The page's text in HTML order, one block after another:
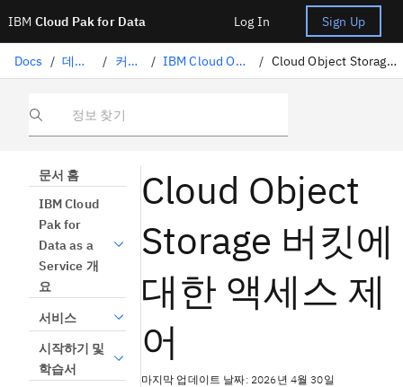
IBM Cloud Pak for Data Log In Sign Up
Docs / 데이터 준비 / 커넥터 / IBM Cloud Object Storage 연결 / Cloud Object Storage 버킷에 대한 액세스 제어
정보 찾기
문서 홈
IBM Cloud
Pak for
Data as a
Service 개
요
서비스
시작하기 및
학습서
Cloud Object
Storage 버킷에
대한 액세스 제
어
마지막 업데이트 날짜: 2026년 4월 30일